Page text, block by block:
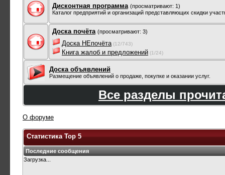
Дисконтная программа (просматривают: 1)
Каталог предприятий и организаций представляющих скидки
Доска почёта (просматривают: 3)
Доска НЕпочёта (12/743)
Книга жалоб и предложений (1/24)
Доска объявлений
Размещение объявлений о продаже, покупке и оказании услуг.
Все разделы
О форуме
Статистика Top 5
Последние сообщения
Загрузка...